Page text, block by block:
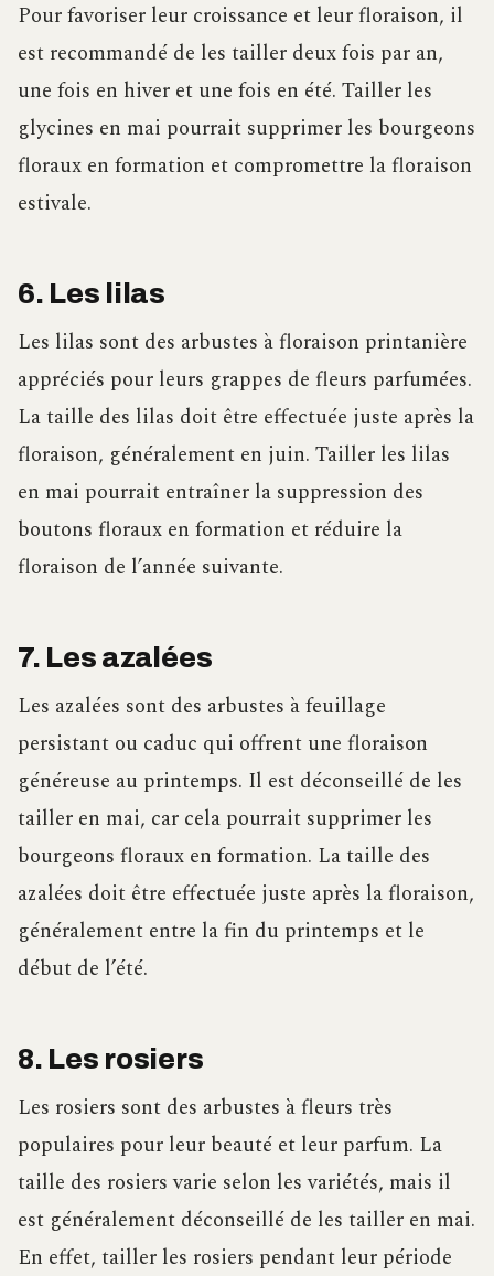
Pour favoriser leur croissance et leur floraison, il
est recommandé de les tailler deux fois par an,
une fois en hiver et une fois en été. Tailler les
glycines en mai pourrait supprimer les bourgeons
floraux en formation et compromettre la floraison
estivale.
6. Les lilas
Les lilas sont des arbustes à floraison printanière
appréciés pour leurs grappes de fleurs parfumées.
La taille des lilas doit être effectuée juste après la
floraison, généralement en juin. Tailler les lilas
en mai pourrait entraîner la suppression des
boutons floraux en formation et réduire la
floraison de l’année suivante.
7. Les azalées
Les azalées sont des arbustes à feuillage
persistant ou caduc qui offrent une floraison
généreuse au printemps. Il est déconseillé de les
tailler en mai, car cela pourrait supprimer les
bourgeons floraux en formation. La taille des
azalées doit être effectuée juste après la floraison,
généralement entre la fin du printemps et le
début de l’été.
8. Les rosiers
Les rosiers sont des arbustes à fleurs très
populaires pour leur beauté et leur parfum. La
taille des rosiers varie selon les variétés, mais il
est généralement déconseillé de les tailler en mai.
En effet, tailler les rosiers pendant leur période